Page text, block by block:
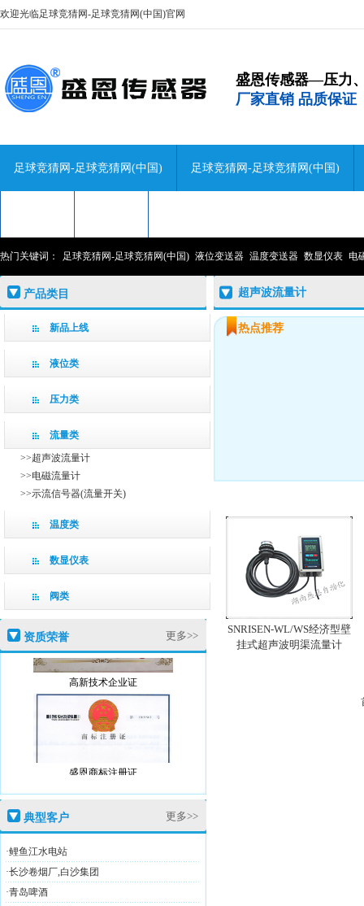
欢迎光临足球竞猜网-足球竞猜网(中国)官网
盛恩传感器—压力
厂家直销 品质保证
足球竞猜网-足球竞猜网(中国) 足球竞猜网-足球竞猜网(中国)
热门关键词： 足球竞猜网-足球竞猜网(中国) 液位变送器 温度变送器 数显仪表 电
产品类目
新品上线
液位类
压力类
流量类
>>超声波流量计
>>电磁流量计
>>示流信号器(流量开关)
温度类
数显仪表
阀类
资质荣誉 更多>>
高新技术企业证
盛恩商标注册证
典型客户 更多>>
·鲤鱼江水电站
·长沙卷烟厂,白沙集团
·青岛啤酒
超声波流量计
热点推荐
SNRISEN-WL/WS经济型壁
挂式超声波明渠流量计